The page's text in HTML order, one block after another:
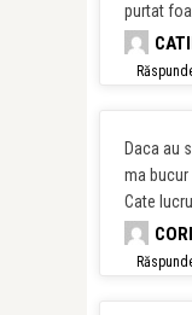
purtat
Daca au
ma
Cate